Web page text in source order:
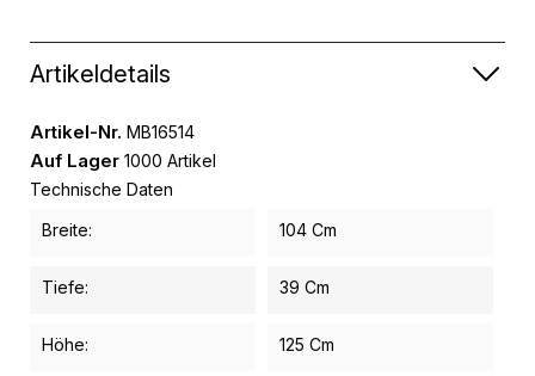
Artikeldetails
Artikel-Nr. MB16514
Auf Lager 1000 Artikel
Technische Daten
Breite:
104 Cm
Tiefe: 39 Cm
Höhe: 125 Cm